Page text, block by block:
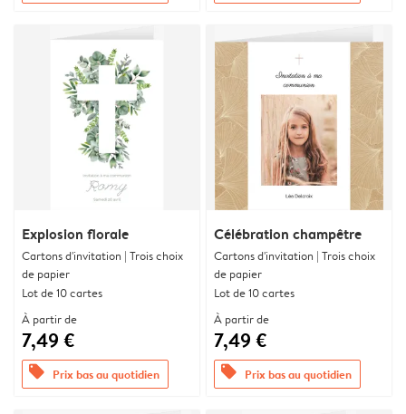
Explosion florale
Cartons d'invitation | Trois choix
de papier
Lot de 10 cartes
À partir de
7,49 €
offers Prix bas au quotidien
Célébration champêtre
Cartons d'invitation | Trois choix
de papier
Lot de 10 cartes
À partir de
7,49 €
offers Prix bas au quotidien